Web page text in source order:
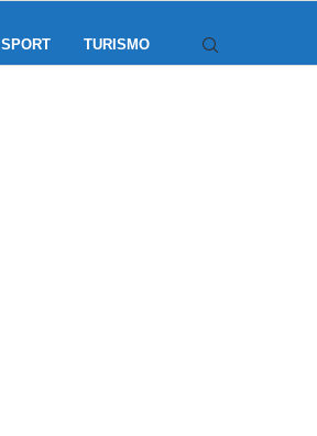
SPORT TURISMO